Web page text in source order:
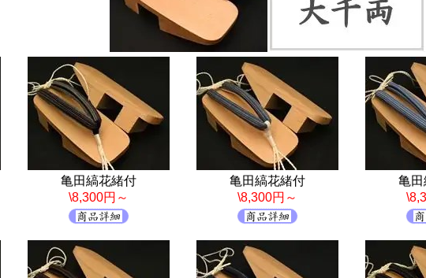
亀田縞花緒付
\8,300円～
亀田縞花緒付
\8,300円～
亀